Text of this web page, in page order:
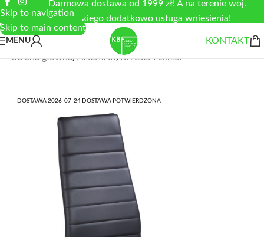
Skip to navigation
Skip to main content
Darmowa dostawa od 1999 zł! A na terenie woj.
łódzkiego dodatkowo usługa wniesienia!
MENU
KONTAKT
Strona główna/ HALMAR/Krzesła Halmar
DOSTAWA 2026-07-24 DOSTAWA POTWIERDZONA